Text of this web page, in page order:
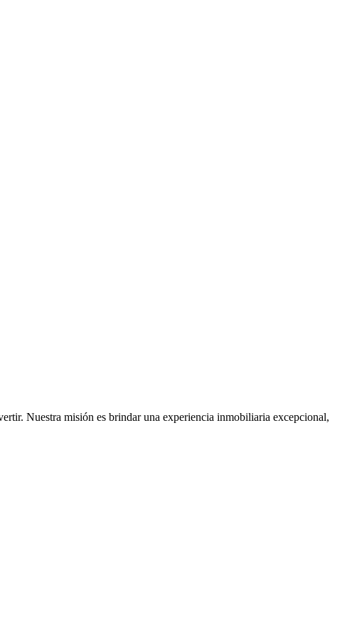
Nuestra misión es brindar una experiencia inmobiliaria excepcional,